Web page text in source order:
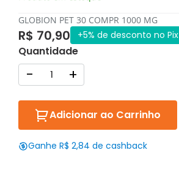
GLOBION PET 30 COMPR 1000 MG
R$ 70,90 +5% de desconto no Pix
Quantidade
- +
Adicionar ao Carrinho
Ganhe R$ 2,84 de cashback